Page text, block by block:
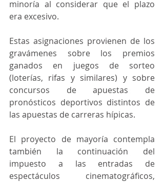
minoría al considerar que el plazo
era excesivo.
Estas asignaciones provienen de los
gravámenes sobre los premios
ganados en juegos de sorteo
(loterías, rifas y similares) y sobre
concursos de apuestas de
pronósticos deportivos distintos de
las apuestas de carreras hípicas.
El proyecto de mayoría contempla
también la continuación del
impuesto a las entradas de
espectáculos cinematográficos,